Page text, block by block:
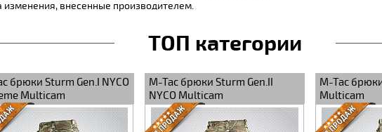
изменения, внесенные производителем.
ТОП категории
брюки женские
Lady MM14
M-Tac брюки Sturm Gen.I NYCO
Extreme Multicam
M-Tac
NYCO